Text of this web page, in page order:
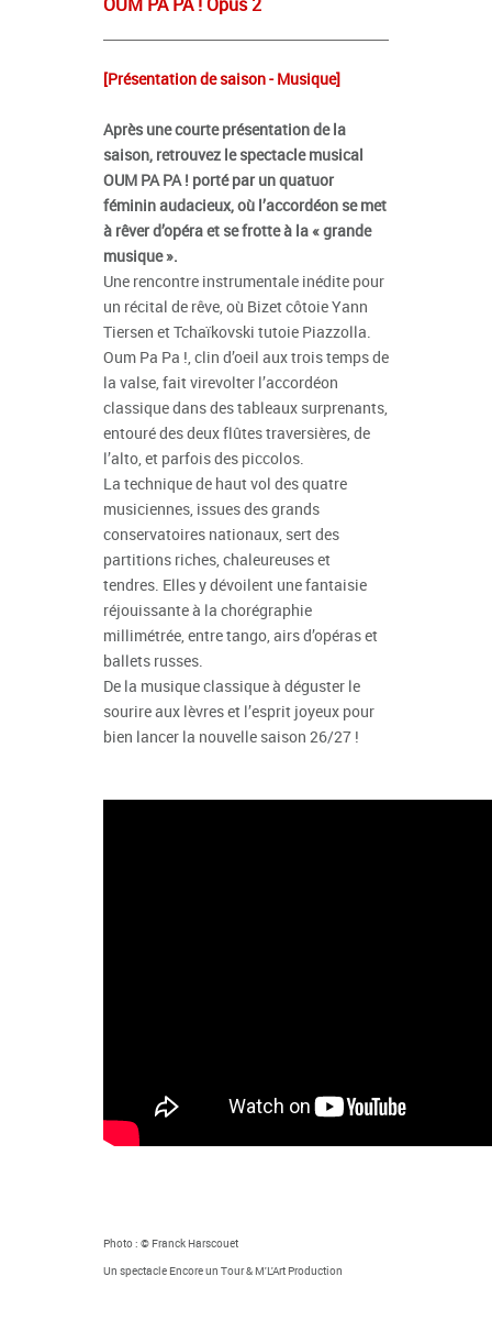
[Présentation de saison - Musique]
Après une courte présentation de la
saison, retrouvez le spectacle musical
OUM PA PA ! porté par un quatuor
féminin audacieux, où l’accordéon se met
à rêver d’opéra et se frotte à la « grande
musique ».
Une rencontre instrumentale inédite pour
un récital de rêve, où Bizet côtoie Yann
Tiersen et Tchaïkovski tutoie Piazzolla.
Oum Pa Pa !, clin d’oeil aux trois temps de
la valse, fait virevolter l’accordéon
classique dans des tableaux surprenants,
entouré des deux flûtes traversières, de
l’alto, et parfois des piccolos.
La technique de haut vol des quatre
musiciennes, issues des grands
conservatoires nationaux, sert des
partitions riches, chaleureuses et
tendres. Elles y dévoilent une fantaisie
réjouissante à la chorégraphie
millimétrée, entre tango, airs d’opéras et
ballets russes.
De la musique classique à déguster le
sourire aux lèvres et l’esprit joyeux pour
bien lancer la nouvelle saison 26/27 !
Photo : © Franck Harscouet
Un spectacle Encore un Tour & M'L'Art Production